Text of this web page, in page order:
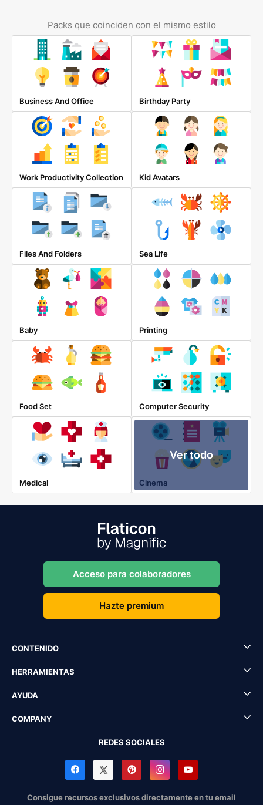
Packs que coinciden con el mismo estilo
Business And Office Birthday Party
Work Productivity Collection Kid Avatars
Files And Folders Sea Life
Baby Printing
Food Set Computer Security
Medical
Ver todo
Cinema
Acceso para colaboradores
Hazte premium
CONTENIDO
HERRAMIENTAS
AYUDA
COMPANY
REDES SOCIALES
Consigue recursos exclusivos directamente en tu email